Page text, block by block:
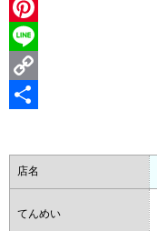
Email
Pinterest
Line
Copy
有
店名
てんめい